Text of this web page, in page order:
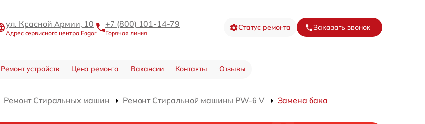
ул. Красной Армии, 10
Адрес сервисного центра Fagor
+7 (800) 101-14-79
Горячая линия
Статус ремонта Заказать звонок
Ремонт устройств Цена ремонта Вакансии Контакты Отзывы
Ремонт Стиральных машин Ремонт Стиральной машины PW-6 V Замена бака